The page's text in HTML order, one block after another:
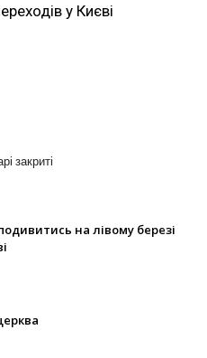
у Києві
закриті
на лівому березі